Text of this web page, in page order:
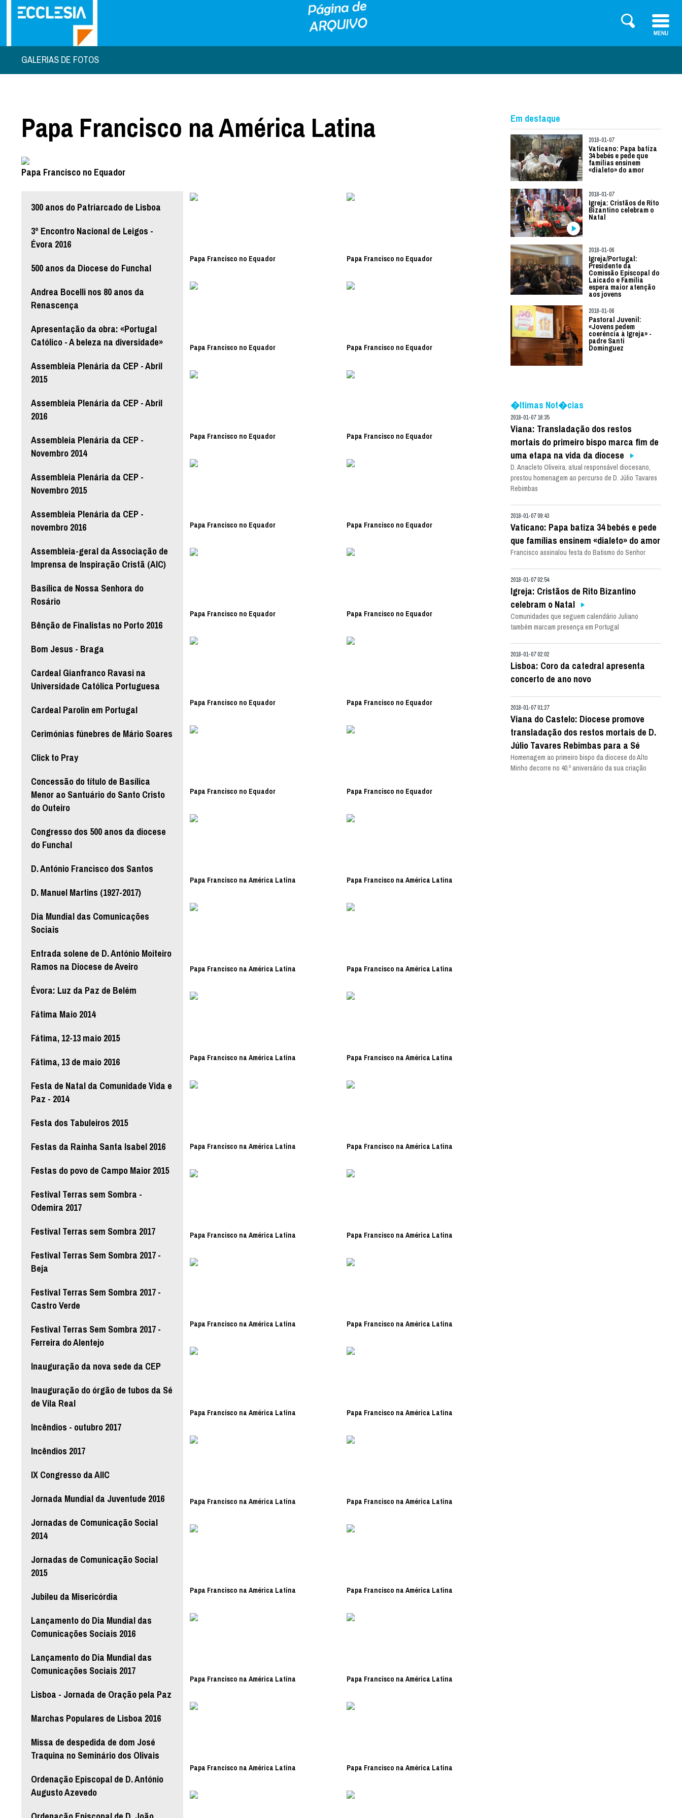
GALERIAS DE FOTOS
Papa Francisco na América Latina
Papa Francisco no Equador
300 anos do Patriarcado de Lisboa
3º Encontro Nacional de Leigos -
Évora 2016
500 anos da Diocese do Funchal
Andrea Bocelli nos 80 anos da
Renascença
Apresentação da obra: «Portugal
Católico - A beleza na diversidade»
Assembleia Plenária da CEP - Abril
2015
Assembleia Plenária da CEP - Abril
2016
Assembleia Plenária da CEP -
Novembro 2014
Assembleia Plenária da CEP -
Novembro 2015
Assembleia Plenária da CEP -
novembro 2016
Assembleia-geral da Associação de
Imprensa de Inspiração Cristã (AIC)
Basílica de Nossa Senhora do
Rosário
Bênção de Finalistas no Porto 2016
Bom Jesus - Braga
Cardeal Gianfranco Ravasi na
Universidade Católica Portuguesa
Cardeal Parolin em Portugal
Cerimónias fúnebres de Mário Soares
Click to Pray
Concessão do título de Basílica
Menor ao Santuário do Santo Cristo
do Outeiro
Congresso dos 500 anos da diocese
do Funchal
D. António Francisco dos Santos
D. Manuel Martins (1927-2017)
Dia Mundial das Comunicações
Sociais
Entrada solene de D. António Moiteiro
Ramos na Diocese de Aveiro
Évora: Luz da Paz de Belém
Fátima Maio 2014
Fátima, 12-13 maio 2015
Fátima, 13 de maio 2016
Festa de Natal da Comunidade Vida e
Paz - 2014
Festa dos Tabuleiros 2015
Festas da Rainha Santa Isabel 2016
Festas do povo de Campo Maior 2015
Festival Terras sem Sombra -
Odemira 2017
Festival Terras sem Sombra 2017
Festival Terras Sem Sombra 2017 -
Beja
Festival Terras Sem Sombra 2017 -
Castro Verde
Festival Terras Sem Sombra 2017 -
Ferreira do Alentejo
Inauguração da nova sede da CEP
Inauguração do órgão de tubos da Sé
de Vila Real
Incêndios - outubro 2017
Incêndios 2017
IX Congresso da AIIC
Jornada Mundial da Juventude 2016
Jornadas de Comunicação Social
2014
Jornadas de Comunicação Social
2015
Jubileu da Misericórdia
Lançamento do Dia Mundial das
Comunicações Sociais 2016
Lançamento do Dia Mundial das
Comunicações Sociais 2017
Lisboa - Jornada de Oração pela Paz
Marchas Populares de Lisboa 2016
Missa de despedida de dom José
Traquina no Seminário dos Olivais
Ordenação Episcopal de D. António
Augusto Azevedo
Papa Francisco no Equador Papa Francisco no Equador
Papa Francisco no Equador Papa Francisco no Equador
Papa Francisco no Equador Papa Francisco no Equador
Papa Francisco no Equador Papa Francisco no Equador
Papa Francisco no Equador Papa Francisco no Equador
Papa Francisco no Equador Papa Francisco no Equador
Papa Francisco no Equador Papa Francisco no Equador
Papa Francisco na América Latina Papa Francisco na América Latina
Papa Francisco na América Latina Papa Francisco na América Latina
Papa Francisco na América Latina Papa Francisco na América Latina
Papa Francisco na América Latina Papa Francisco na América Latina
Papa Francisco na América Latina Papa Francisco na América Latina
Papa Francisco na América Latina Papa Francisco na América Latina
Papa Francisco na América Latina Papa Francisco na América Latina
Papa Francisco na América Latina Papa Francisco na América Latina
Papa Francisco na América Latina Papa Francisco na América Latina
Papa Francisco na América Latina Papa Francisco na América Latina
Papa Francisco na América Latina Papa Francisco na América Latina
Em destaque
2018-01-07
Vaticano: Papa batiza
34 bebés e pede que
famílias ensinem
«dialeto» do amor
2018-01-07
Igreja: Cristãos de Rito
Bizantino celebram o
Natal
2018-01-06
Igreja/Portugal:
Presidente da
Comissão Episcopal do
Laicado e Família
espera maior atenção
aos jovens
2018-01-06
Pastoral Juvenil:
«Jovens pedem
coerência à Igreja» -
padre Santi
Dominguez
�ltimas Not�cias
2018-01-07 16:35
Viana: Transladação dos restos
mortais do primeiro bispo marca fim de
uma etapa na vida da diocese
D. Anacleto Oliveira, atual responsável diocesano,
prestou homenagem ao percurso de D. Júlio Tavares
Rebimbas
2018-01-07 09:43
Vaticano: Papa batiza 34 bebés e pede
que famílias ensinem «dialeto» do amor
Francisco assinalou festa do Batismo do Senhor
2018-01-07 02:54
Igreja: Cristãos de Rito Bizantino
celebram o Natal
Comunidades que seguem calendário Juliano
também marcam presença em Portugal
2018-01-07 02:02
Lisboa: Coro da catedral apresenta
concerto de ano novo
2018-01-07 01:27
Viana do Castelo: Diocese promove
transladação dos restos mortais de D.
Júlio Tavares Rebimbas para a Sé
Homenagem ao primeiro bispo da diocese do Alto
Minho decorre no 40.º aniversário da sua criação